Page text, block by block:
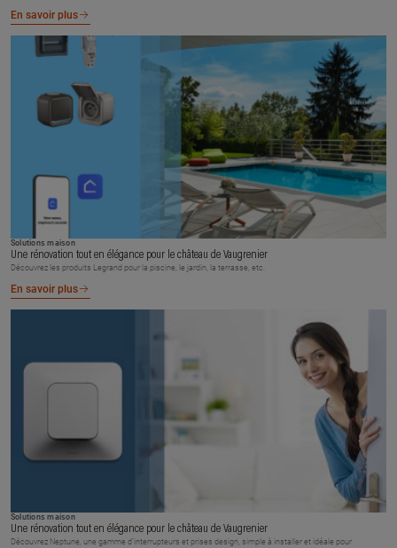
En savoir plus
Solutions maison
Une rénovation tout en élégance pour le château de Vaugrenier
Découvrez les produits Legrand pour la piscine, le jardin, la terrasse, etc.
En savoir plus
Solutions maison
Une rénovation tout en élégance pour le château de Vaugrenier
Découvrez Neptune, une gamme d’interrupteurs et prises design, simple à installer et idéale pour